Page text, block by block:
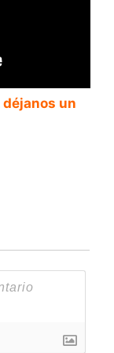
un